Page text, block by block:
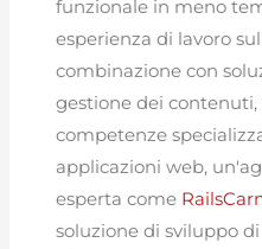
funzionale in meno
esperienza di lavoro
combinazione con
gestione dei contenuti,
competenze
applicazioni web,
esperta come
soluzione di sviluppo